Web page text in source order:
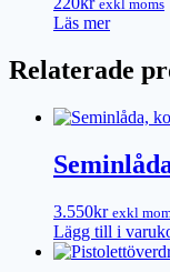
exkl moms
Läs mer
Relaterade
3.550kr exkl
Lägg till i